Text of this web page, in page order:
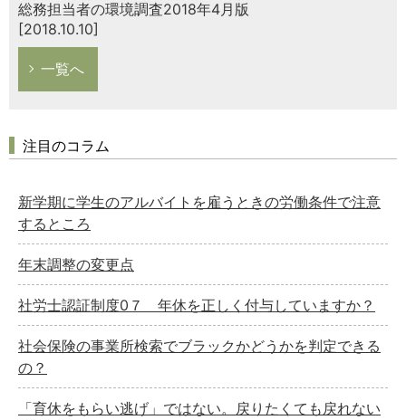
総務担当者の環境調査2018年4月版
[2018.10.10]
一覧へ
注目のコラム
新学期に学生のアルバイトを雇うときの労働条件で注意
するところ
年末調整の変更点
社労士認証制度0７ 年休を正しく付与していますか？
社会保険の事業所検索でブラックかどうかを判定できる
の？
「育休をもらい逃げ」ではない。戻りたくても戻れない